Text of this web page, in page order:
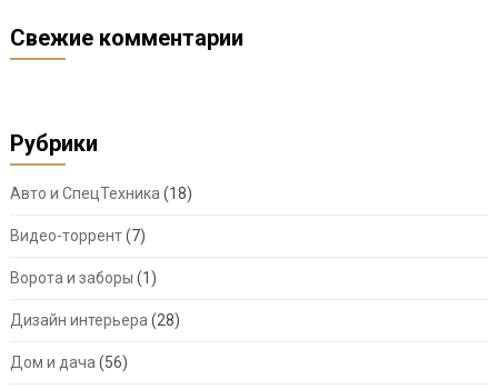
Свежие комментарии
Рубрики
Авто и СпецТехника (18)
Видео-торрент(7)
Ворота и заборы (1)
Дизайн интерьера (28)
Дом и дача (56)